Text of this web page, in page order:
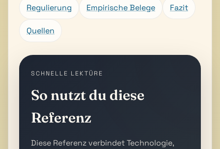
Regulierung Empirische Belege Fazit
Quellen
SCHNELLE LEKTÜRE
So nutzt du diese
Referenz
Diese Referenz verbindet Technologie,